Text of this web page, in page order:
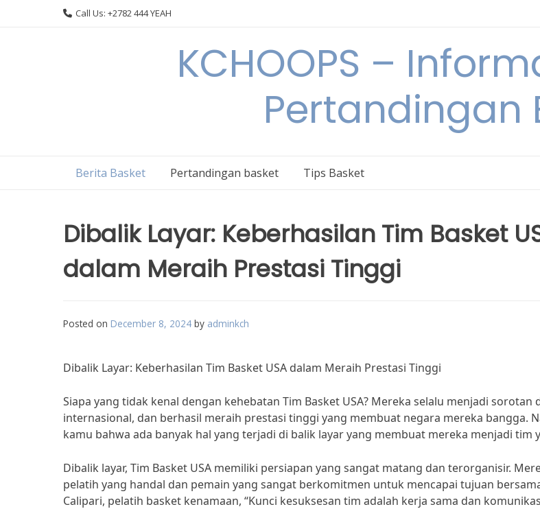
Call Us: +2782 444 YEAH
KCHOOPS –
Pertandingan
Berita Basket Pertandingan basket Tips Basket
Dibalik Layar: Keberhasilan Tim Basket
dalam Meraih Prestasi Tinggi
Posted on December 8, 2024 by adminkch
Dibalik Layar: Keberhasilan Tim Basket USA dalam Meraih Prestasi Tinggi
Siapa yang tidak kenal dengan kehebatan Tim Basket USA? Mereka selalu menjadi sorotan
internasional, dan berhasil meraih prestasi tinggi yang membuat negara mereka bangga.
kamu bahwa ada banyak hal yang terjadi di balik layar yang membuat mereka menjadi tim
Dibalik layar, Tim Basket USA memiliki persiapan yang sangat matang dan terorganisir.
pelatih yang handal dan pemain yang sangat berkomitmen untuk mencapai tujuan
Calipari, pelatih basket kenamaan, “Kunci kesuksesan tim adalah kerja sama dan